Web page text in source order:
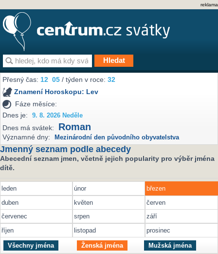
reklama
Přesný čas:12 05 / týden v roce:32
Znamení Horoskopu: Lev
Fáze měsíce:
Dnes je:
9. 8. 2026 Neděle
Dnes má svátek: Roman
Významné dny: Mezinárodní den původního obyvatelstva
Jmenný seznam podle abecedy
Abecední seznam jmen, včetně jejich popularity pro výběr jména
dítě.
leden únor
březen
duben
květen
červen
červenec
srpen
září
říjen
listopad prosinec
Všechny jména Ženská jména Mužská jména